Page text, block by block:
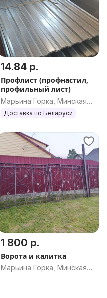
14.84 р.
Профлист (профнастил,
профильный лист)
Марьина Горка, Минская
обл.
Доставка по Беларуси
1 800 р.
Ворота и калитка
Марьина Горка, Минская